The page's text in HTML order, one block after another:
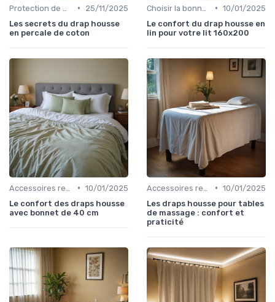
•
25/11/2025
Les secrets du drap housse
en percale de coton
• 10/01/2025
Le confort du drap housse en
lin pour votre lit 160x200
• 10/01/2025
Le confort des draps housse
avec bonnet de 40 cm
• 10/01/2025
Les draps housse pour tables
de massage : confort et
praticité